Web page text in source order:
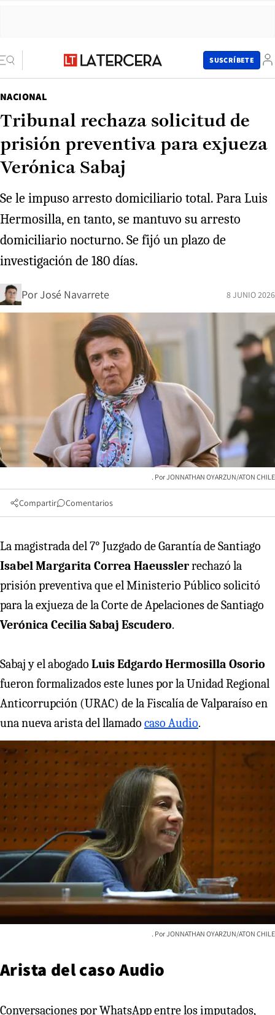
SUSCRÍBETE
NACIONAL
Tribunal rechaza solicitud de
prisión preventiva para exjueza
Verónica Sabaj
Se le impuso arresto domiciliario total. Para Luis
Hermosilla, en tanto, se mantuvo su arresto
domiciliario nocturno. Se fijó un plazo de
investigación de 180 días.
PorJosé Navarrete 8 JUNIO 2026
JONNATHAN OYARZUN/ATON CHILE
Compartir Comentarios
La magistrada del 7° Juzgado de Garantía de Santiago
Isabel Margarita Correa Haeusslerrechazó la
prisión preventiva que el Ministerio Público solicitó
para la exjueza de la Corte de Apelaciones de Santiago
Verónica Cecilia Sabaj Escudero.
Sabaj y elabogado Luis Edgardo Hermosilla Osorio
fueron formalizados este lunes por la Unidad Regional
Anticorrupción (URAC) de la Fiscalía de Valparaíso en
una nueva arista del llamado caso Audio.
JONNATHAN OYARZUN/ATON CHILE
Arista del caso Audio
Conversaciones por WhatsApp entre los imputados,